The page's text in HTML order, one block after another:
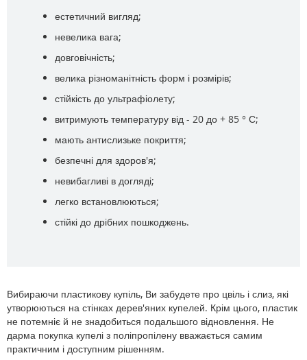
естетичний вигляд;
невелика вага;
довговічність;
велика різноманітність форм і розмірів;
стійкість до ультрафіолету;
витримують температуру від - 20 до + 85 ° С;
мають антислизьке покриття;
безпечні для здоров'я;
невибагливі в догляді;
легко встановлюються;
стійкі до дрібних пошкоджень.
Вибираючи пластикову купіль, Ви забудете про цвіль і слиз, які
утворюються на стінках дерев'яних купелей. Крім цього, пластик
не потемніє й не знадобиться подальшого відновлення. Не
дарма покупка купелі з поліпропілену вважається самим
практичним і доступним рішенням.